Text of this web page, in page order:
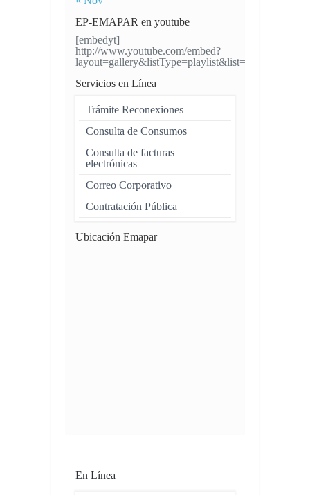
EP-EMAPAR en youtube
[embedyt]
http://www.youtube.com/embed?
Servicios en Línea
Trámite Reconexiones
Consulta de Consumos
Consulta de facturas
electrónicas
Correo Corporativo
Contratación Pública
Ubicación Emapar
En Línea